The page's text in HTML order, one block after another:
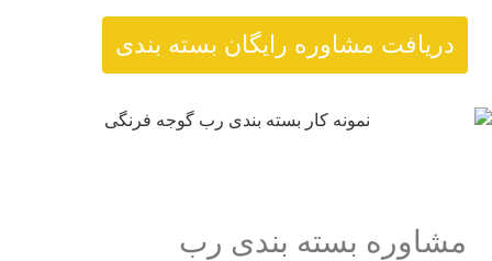
دریافت مشاوره رایگان بسته بندی
مشاوره بسته بندی رب